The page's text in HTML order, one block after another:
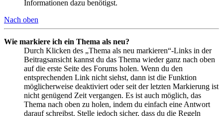
Informationen dazu benötigst.
Nach oben
Wie markiere ich ein Thema als neu?
Durch Klicken des „Thema als neu markieren“-Links in der
Beitragsansicht kannst du das Thema wieder ganz nach oben
auf die erste Seite des Forums holen. Wenn du den
entsprechenden Link nicht siehst, dann ist die Funktion
möglicherweise deaktiviert oder seit der letzten Markierung ist
nicht genügend Zeit vergangen. Es ist auch möglich, das
Thema nach oben zu holen, indem du einfach eine Antwort
darauf schreibst. Stelle jedoch sicher, dass du die Regeln